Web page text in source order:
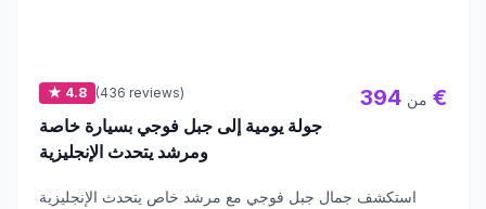
★ 4.8 (436 reviews)
جولة يومية إلى جبل فوجي بسيارة خاصة
ومرشد يتحدث الإنجليزية
من 394 €
استكشف جمال جبل فوجي مع مرشد خاص يتحدث الإنجليزية